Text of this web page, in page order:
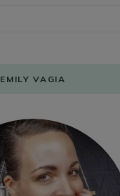
EMILY VAGIA